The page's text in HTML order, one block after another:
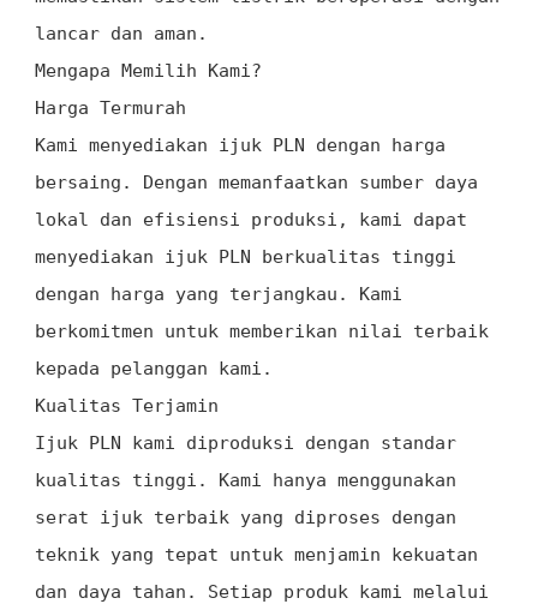
lancar dan aman.
Mengapa Memilih Kami?
Harga Termurah
Kami menyediakan ijuk PLN dengan harga
bersaing. Dengan memanfaatkan sumber daya
lokal dan efisiensi produksi, kami dapat
menyediakan ijuk PLN berkualitas tinggi
dengan harga yang terjangkau. Kami
berkomitmen untuk memberikan nilai terbaik
kepada pelanggan kami.
Kualitas Terjamin
Ijuk PLN kami diproduksi dengan standar
kualitas tinggi. Kami hanya menggunakan
serat ijuk terbaik yang diproses dengan
teknik yang tepat untuk menjamin kekuatan
dan daya tahan. Setiap produk kami melalui